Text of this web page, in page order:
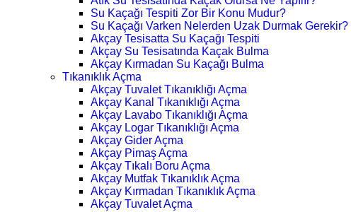
Su Kaçağı Tespiti Zor Bir Konu Mudur?
Su Kaçağı Varken Nelerden Uzak Durmak Gerekir?
Akçay Tesisatta Su Kaçağı Tespiti
Akçay Su Tesisatında Kaçak Bulma
Akçay Kırmadan Su Kaçağı Bulma
Tıkanıklık Açma
Akçay Tuvalet Tıkanıklığı Açma
Akçay Kanal Tıkanıklığı Açma
Akçay Lavabo Tıkanıklığı Açma
Akçay Logar Tıkanıklığı Açma
Akçay Gider Açma
Akçay Pimaş Açma
Akçay Tıkalı Boru Açma
Akçay Mutfak Tıkanıklık Açma
Akçay Kırmadan Tıkanıklık Açma
Akçay Tuvalet Açma